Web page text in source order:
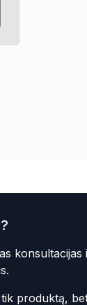
konsultacijas
tik produktą,